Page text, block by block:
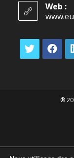
Web :
®